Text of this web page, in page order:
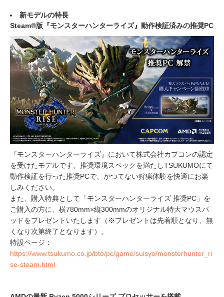
新モデルの特長
Steam®版『モンスターハンターライズ』動作検証済みの推奨PC
『モンスターハンターライズ』において株式会社カプコンの認定
を受けたモデルです。推奨環境スペックを満たしTSUKUMOにて
動作検証を行った推奨PCで、かつてない狩猟体験を快適にお楽
しみください。
また、購入特典として「モンスターハンターライズ 推奨PC」を
ご購入の方に、横780mm×縦300mmのオリジナル特大マウスパ
ッドをプレゼントいたします（※プレゼントは先着順となり、無
くなり次第終了となります）。
特設ページ：
https://www.tsukumo.co.jp/bto/pc/game/suisyo/monsterhunter_ri
se-steam.html